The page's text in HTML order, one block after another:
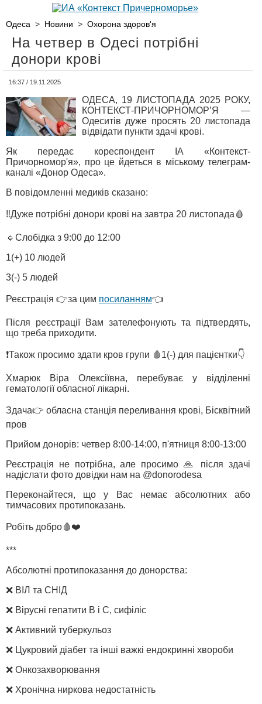
Одеса > Новини > Охорона здоров'я
На четвер в Одесі потрібні
донори крові
16:37 / 19.11.2025
ОДЕСА, 19 ЛИСТОПАДА 2025 РОКУ,
КОНТЕКСТ-ПРИЧОРНОМОР’Я —
Одеситів дуже просять 20 листопада
відвідати пункти здачі крові.
Як передає кореспондент ІА «Контекст-
Причорномор'я», про це йдеться в міському телеграм-
каналі «Донор Одеса».
В повідомленні медиків сказано:
‼️Дуже потрібні донори крові на завтра 20 листопада🩸
🔹Слобідка з 9:00 до 12:00
1(+) 10 людей
3(-) 5 людей
Реєстрація 👉за цим посиланням👈
Після реєстрації Вам зателефонують та підтвердять,
що треба приходити.
❗️Також просимо здати кров групи 🩸1(-) для пацієнтки👇
Хмарюк Віра Олексіївна, перебуває у відділенні
гематології обласної лікарні.
Здача👉 обласна станція переливання крові, Бісквітний
пров
Прийом донорів: четвер 8:00-14:00, п'ятниця 8:00-13:00
Реєстрація не потрібна, але просимо 🙏 після здачі
надіслати фото довідки нам на @donorodesa
Переконайтеся, що у Вас немає абсолютних або
тимчасових протипоказань.
Робіть добро🩸❤️
***
Абсолютні протипоказання до донорства:
❌ ВІЛ та СНІД
❌ Вірусні гепатити В і С, сифіліс
❌ Активний туберкульоз
❌ Цукровий діабет та інші важкі ендокринні хвороби
❌ Онкозахворювання
❌ Хронічна ниркова недостатність